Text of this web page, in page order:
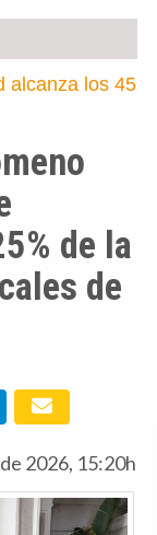
alcanza los 45
de la
de
2026, 15:20h